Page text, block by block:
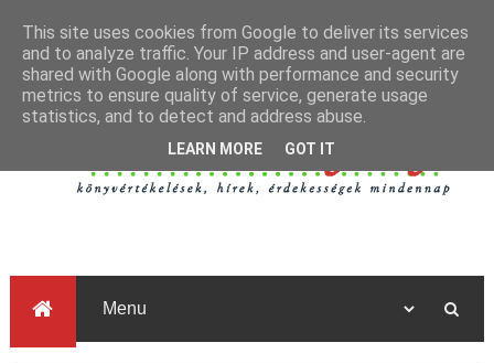
This site uses cookies from Google to deliver its services
and to analyze traffic. Your IP address and user-agent are
shared with Google along with performance and security
metrics to ensure quality of service, generate usage
statistics, and to detect and address abuse.
LEARN MORE GOT IT